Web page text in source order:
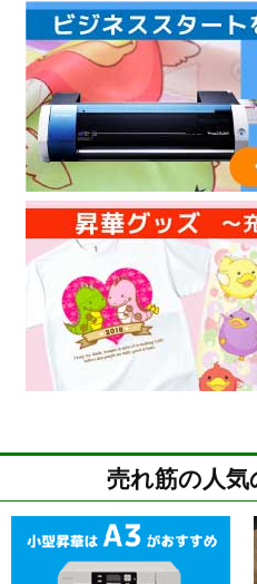
売れ筋の人気